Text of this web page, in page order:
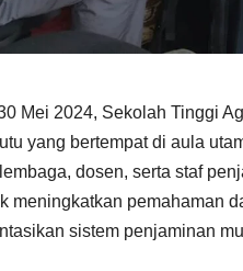
Mei 2024, Sekolah Tinggi
yang bertempat di aula
dosen, serta staf
meningkatkan pemahaman
sistem penjaminan